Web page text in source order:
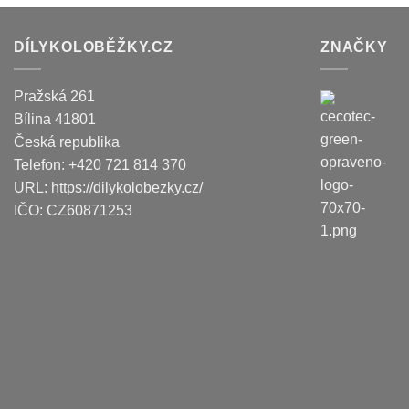
DÍLYKOLOBĚŽKY.CZ
Pražská 261
Bílina 41801
Česká republika
Telefon: +420 721 814 370
URL: https://dilykolobezky.cz/
IČO: CZ60871253
ZNAČKY